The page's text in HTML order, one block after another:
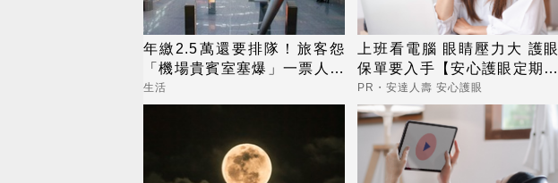
年繳2.5萬還要排隊！旅客怨
「機場貴賓室塞爆」一票人共
鳴
生活
上班看電腦 眼睛壓力大 護眼
保單要入手【安心護眼定期眼
睛險】
PR・安達人壽 安心護眼